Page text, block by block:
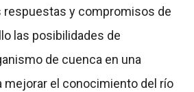
respuestas y compromisos de
las posibilidades de
de cuenca en una
mejorar el conocimiento del río